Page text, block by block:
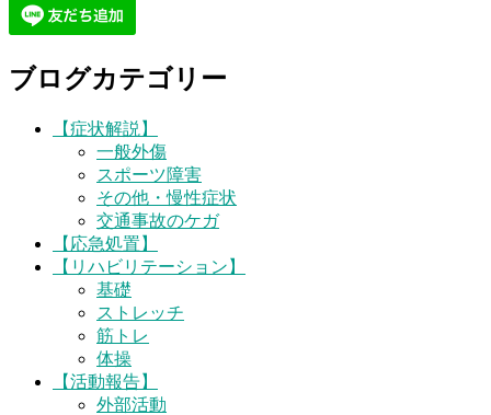
ブログカテゴリー
【症状解説】
一般外傷
スポーツ障害
その他・慢性症状
交通事故のケガ
【応急処置】
【リハビリテーション】
基礎
ストレッチ
筋トレ
体操
【活動報告】
外部活動